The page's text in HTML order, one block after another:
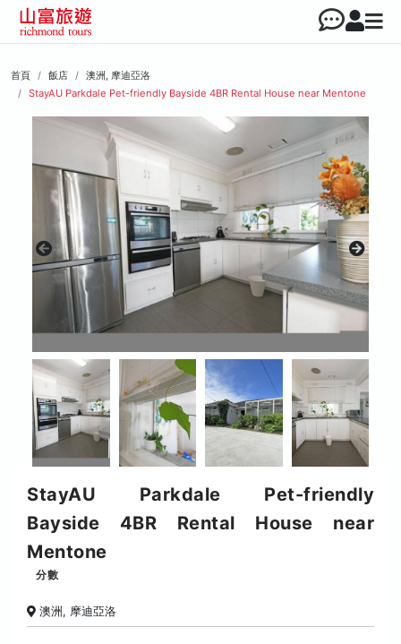
首頁 飯店
澳洲, 摩迪亞洛
StayAU Parkdale Pet-friendly Bayside 4BR Rental House near Mentone
StayAU Parkdale Pet-friendly
Bayside 4BR Rental House near
Mentone
分數
澳洲, 摩迪亞洛